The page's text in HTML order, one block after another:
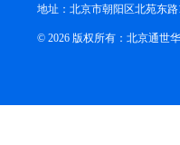
地址：北京市朝阳区北苑东路
© 2026 版权所有：北京通世